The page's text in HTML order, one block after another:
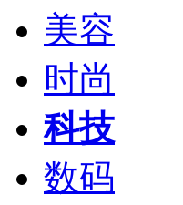
美容
时尚
科技
数码